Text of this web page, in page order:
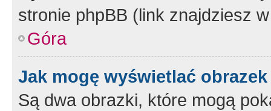
stronie phpBB (link znajdziesz
Góra
Jak mogę wyświetlać
Są dwa obrazki, które mogą